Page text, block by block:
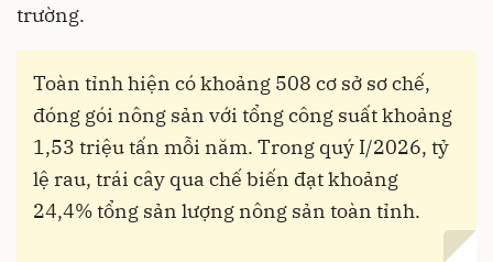
trường.
Toàn tỉnh hiện có khoảng 508 cơ sở sơ chế,
đóng gói nông sản với tổng công suất khoảng
1,53 triệu tấn mỗi năm. Trong quý I/2026, tỷ
lệ rau, trái cây qua chế biến đạt khoảng
24,4% tổng sản lượng nông sản toàn tỉnh.